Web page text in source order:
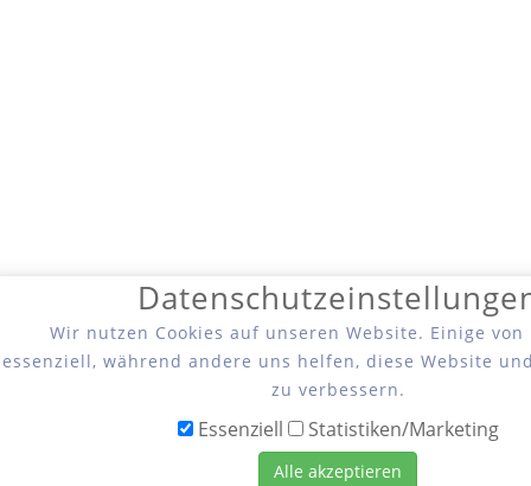
Wir nutzen Cookies auf unseren Website. Einige
essenziell, während andere uns helfen, diese Website
zu verbessern.
Essenziell Statistiken/Marketing
Alle akzeptieren